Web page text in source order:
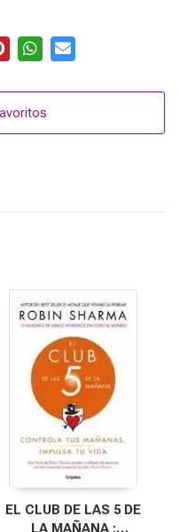
EL CLUB DE LAS 5 DE
LA MAÑANA :